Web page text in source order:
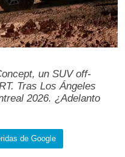
un SUV off-
Tras Los Ángeles
2026. ¿Adelanto
de Google